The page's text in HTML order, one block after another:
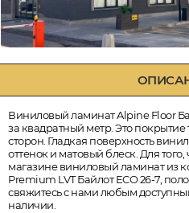
Виниловый ламинат Alpine Floor
за квадратный метр. Это
сторон. Гладкая поверхность
оттенок и матовый блеск. Для
магазине виниловый ламинат из
Premium LVT Байлот ECO 26-7,
свяжитесь с нами любым
наличии.